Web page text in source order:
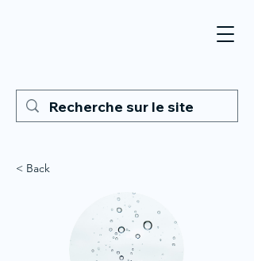
< Back